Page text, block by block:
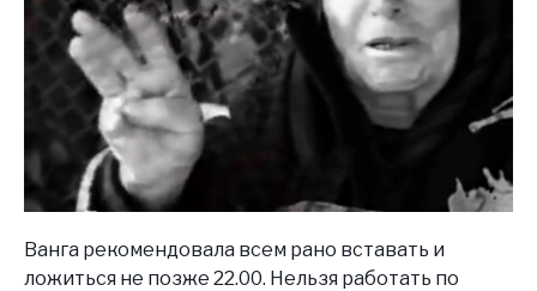
Ванга рекомендовала всем рано вставать и
ложиться не позже 22.00. Нельзя работать по